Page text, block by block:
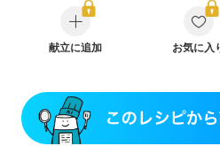
乳がん（放射線治療中）
乳がん治療を終えた方・経過観察中
大腸がん治療を終えた方・経過観察
妊婦健診・体重増加が気になる（初
妊婦健診・血圧が気になる（初期）
妊婦健診・血糖値が気になる（初期）
献立に追加 お気に入